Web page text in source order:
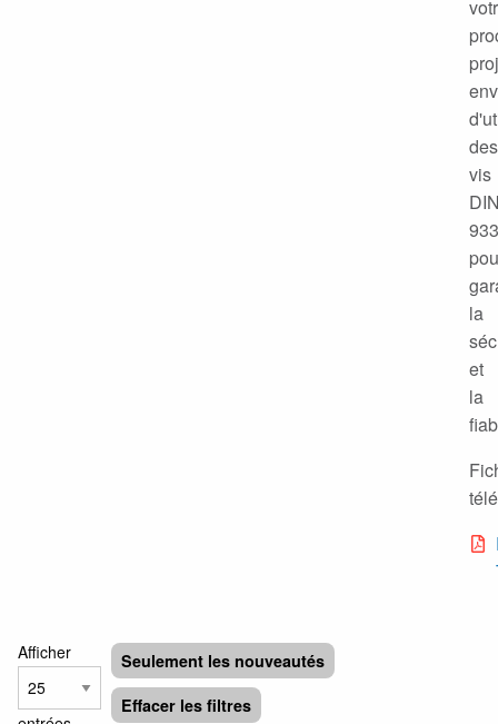
des
vis
933
la
et
la
Afficher
Seulement les nouveautés
Effacer les filtres